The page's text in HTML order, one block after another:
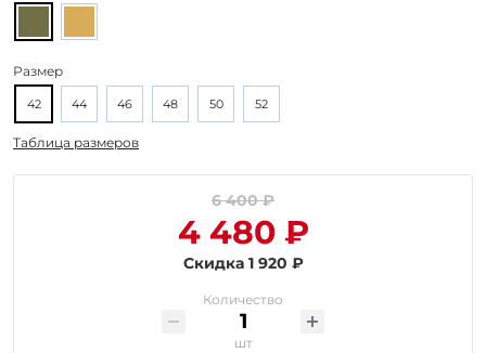
Размер
42 44 46 48 50 52
Таблица размеров
6 400 ₽
4 480 ₽
Скидка 1 920 ₽
Количество
шт